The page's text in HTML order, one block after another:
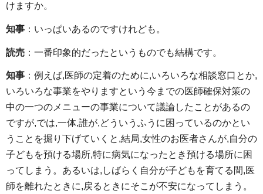
けますか。
知事 ：いっぱいあるのですけれども。
読売 ：一番印象的だったというものでも結構です。
知事 ：例えば,医師の定着のために,いろいろな相談窓口とか,
いろいろな事業をやりますという今までの医師確保対策の
中の一つのメニューの事業について議論したことがあるの
ですが,では,一体,誰が,どういうふうに困っているのかとい
うことを掘り下げていくと,結局,女性のお医者さんが,自分の
子どもを預ける場所,特に病気になったとき預ける場所に困
ってしまう。あるいは,しばらく自分が子どもを育てる間,医
師を離れたときに,戻るときにそこが不安になってしまう。